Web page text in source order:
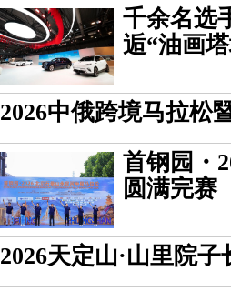
千余名选
逅“油画
2026中俄跨境马拉松
首钢园・
圆满完赛
2026天定山·山里院